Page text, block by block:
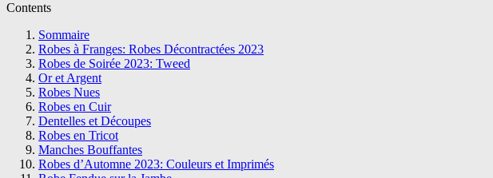
Contents
Sommaire
Robes à Franges: Robes Décontractées 2023
Robes de Soirée 2023: Tweed
Or et Argent
Robes Nues
Robes en Cuir
Dentelles et Découpes
Robes en Tricot
Manches Bouffantes
Robes d’Automne 2023: Couleurs et Imprimés